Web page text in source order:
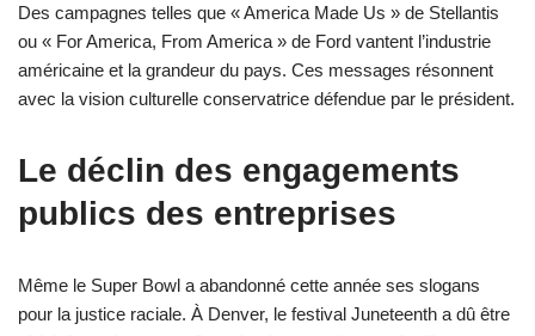
Des campagnes telles que « America Made Us » de Stellantis
ou « For America, From America » de Ford vantent l’industrie
américaine et la grandeur du pays. Ces messages résonnent
avec la vision culturelle conservatrice défendue par le président.
Le déclin des engagements
publics des entreprises
Même le Super Bowl a abandonné cette année ses slogans
pour la justice raciale. À Denver, le festival Juneteenth a dû être